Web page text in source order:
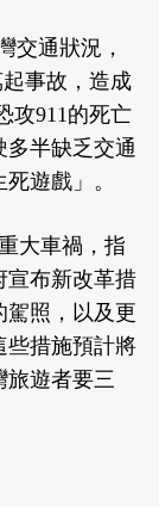
交通狀況，
事故，造成
攻911的死亡
多半缺乏交通
遊戲」。
大車禍，指
宣布新改革措
駕照，以及更
些措施預計將
旅遊者要三